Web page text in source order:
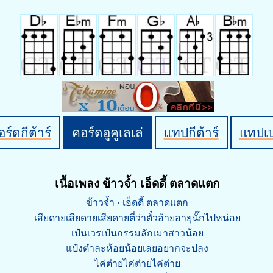
ร์ดกีต้าร์ คอร์ดอูคูเลเล่ แทปกีต้าร์ แทปเ
เนื้อเพลง ข้าวจ้ำ เอ็ดดี้ ตลาดแตก
ข้าวจ้ำ · เอ็ดดี้ ตลาดแตก
เสียดายเสียดายเสียดายตี่ว่าตั๋วอ้ายอายุนั๊กไปหน่อย
เป๋นเวรเป๋นกรรมลักเมาสาวน้อย
แป๋งต๋าละห้อยน้อยเลยอยากจะปลง
ไค่ต๋ายไค่ต๋ายไค่ต๋าย